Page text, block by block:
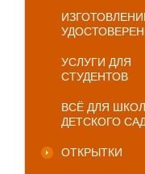
УСЛУГИ ДЛЯ
СТУДЕНТОВ
ВСЁ ДЛЯ
ДЕТСКОГО
ОТКРЫТКИ